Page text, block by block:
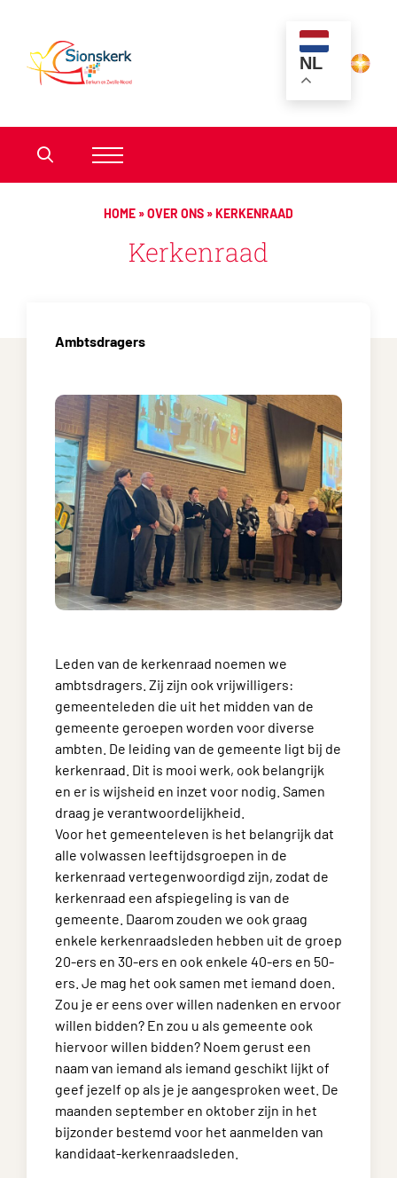
NL
HOME »OVER ONS »KERKENRAAD
Kerkenraad
Ambtsdragers
Leden van de kerkenraad noemen we
ambtsdragers. Zij zijn ook vrijwilligers:
gemeenteleden die uit het midden van de
gemeente geroepen worden voor diverse
ambten. De leiding van de gemeente ligt bij de
kerkenraad. Dit is mooi werk, ook belangrijk
en er is wijsheid en inzet voor nodig. Samen
draag je verantwoordelijkheid.
Voor het gemeenteleven is het belangrijk dat
alle volwassen leeftijdsgroepen in de
kerkenraad vertegenwoordigd zijn, zodat de
kerkenraad een afspiegeling is van de
gemeente. Daarom zouden we ook graag
enkele kerkenraadsleden hebben uit de groep
20-ers en 30-ers en ook enkele 40-ers en 50-
ers. Je mag het ook samen met iemand doen.
Zou je er eens over willen nadenken en ervoor
willen bidden? En zou u als gemeente ook
hiervoor willen bidden? Noem gerust een
naam van iemand als iemand geschikt lijkt of
geef jezelf op als je je aangesproken weet. De
maanden september en oktober zijn in het
bijzonder bestemd voor het aanmelden van
kandidaat-kerkenraadsleden.